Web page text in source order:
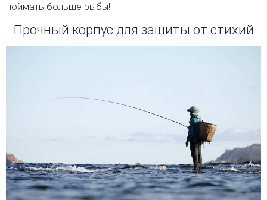
поймать больше рыбы!
Прочный корпус для защиты от стихий